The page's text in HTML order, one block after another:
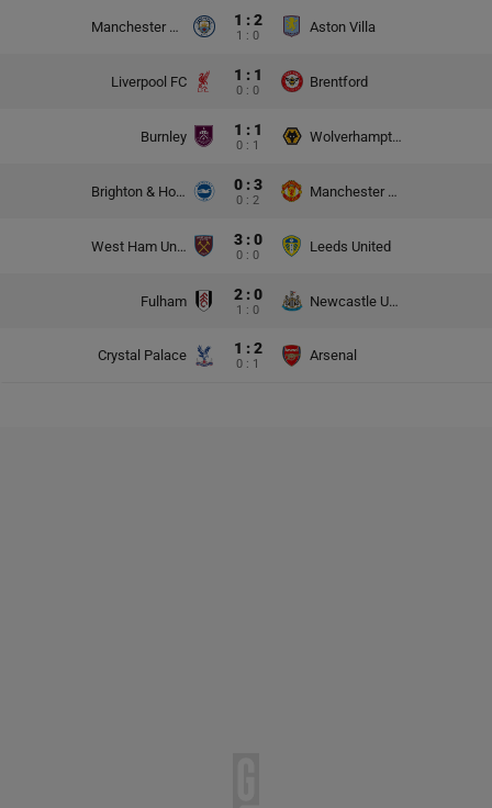
Manchester City 1 : 2
1 : 0
Aston Villa
Liverpool FC 1 : 1
0 : 0
Brentford
Burnley 1 : 1
0 : 1
Wolverhampton Wanderers
Brighton & Hove Albion 0 : 3
0 : 2
Manchester United
West Ham United 3 : 0
0 : 0
Leeds United
Fulham 2 : 0
1 : 0
Newcastle United
Crystal Palace 1 : 2
0 : 1
Arsenal